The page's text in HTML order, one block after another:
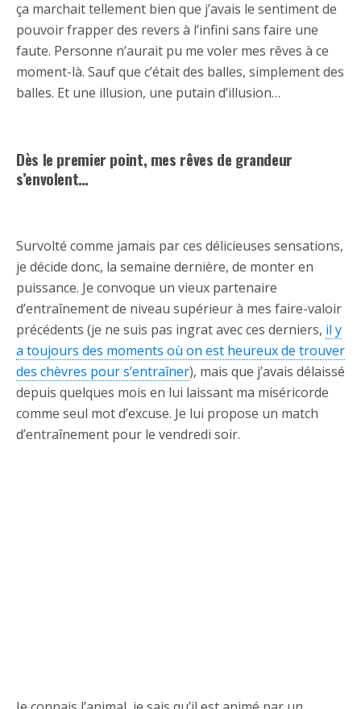
ça marchait tellement bien que j’avais le sentiment de
pouvoir frapper des revers à l’infini sans faire une
faute. Personne n’aurait pu me voler mes rêves à ce
moment-là. Sauf que c’était des balles, simplement des
balles. Et une illusion, une putain d’illusion…
Dès le premier point, mes rêves de grandeur
s’envolent…
Survolté comme jamais par ces délicieuses sensations,
je décide donc, la semaine dernière, de monter en
puissance. Je convoque un vieux partenaire
d’entraînement de niveau supérieur à mes faire-valoir
précédents (je ne suis pas ingrat avec ces derniers, il y
a toujours des moments où on est heureux de trouver
des chèvres pour s’entraîner), mais que j’avais délaissé
depuis quelques mois en lui laissant ma miséricorde
comme seul mot d’excuse. Je lui propose un match
d’entraînement pour le vendredi soir.